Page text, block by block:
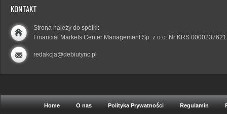
KONTAKT
Strona należy do spółki:
Financial Markets Center Management Sp. z o.o. Nr KRS 0000237621
redakcja@debiutync.pl
Home O nas Polityka Prywatności Regulamin